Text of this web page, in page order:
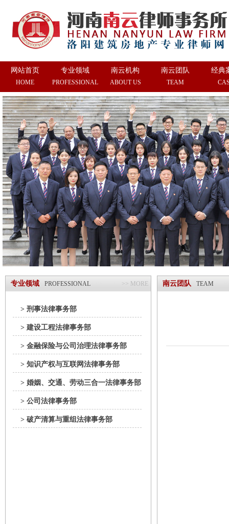
网站首页
HOME
专业领域
PROFESSIONAL
南云机构
ABOUT US
南云团队
TEAM
经典
专业领域 PROFESSIONAL >> MORE
> 刑事法律事务部
> 建设工程法律事务部
> 金融保险与公司治理法律事务部
> 知识产权与互联网法律事务部
> 婚姻、交通、劳动三合一法律事务部
> 公司法律事务部
> 破产清算与重组法律事务部
南云团队 TEAM